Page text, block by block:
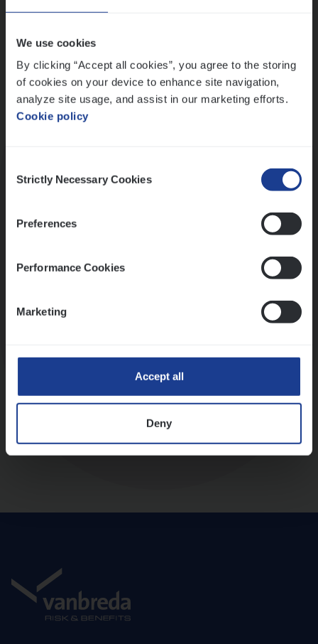
We use cookies
By clicking “Accept all cookies”, you agree to the storing
of cookies on your device to enhance site navigation,
analyze site usage, and assist in our marketing efforts.
Cookie policy
Selection
Strictly Necessary Cookies
Preferences
Performance Cookies
Marketing
Accept all
Deny